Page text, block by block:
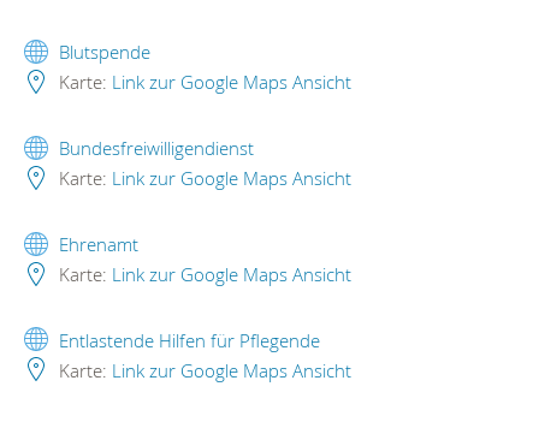
Blutspende
Karte: Link zur Google Maps Ansicht
Bundesfreiwilligendienst
Karte: Link zur Google Maps Ansicht
Ehrenamt
Karte: Link zur Google Maps Ansicht
Entlastende Hilfen für Pflegende
Karte: Link zur Google Maps Ansicht